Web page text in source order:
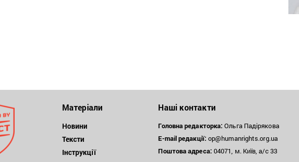
Матеріали
Новини
Тексти
Інструкції
Наші контакти
Головна редакторка: Ольга Падірякова
E-mail редакції: op@humanrights.org.ua
Поштоваадреса: 04071, м. Київ, а/с 33